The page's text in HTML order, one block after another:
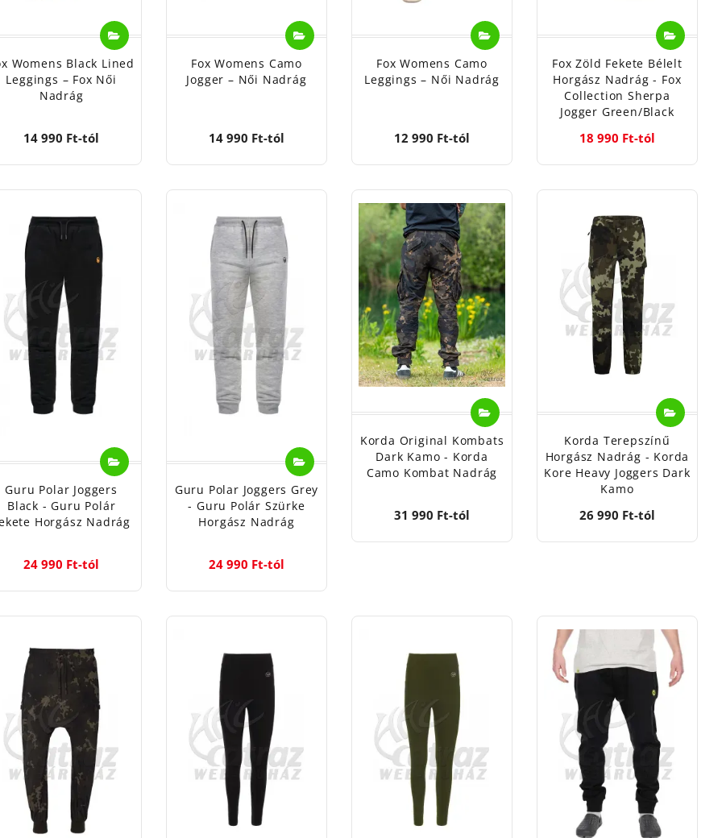
Womens Black Lined
Leggings – Fox Női
Nadrág
14 990 Ft-tól
Fox Womens Camo
Jogger – Női Nadrág
14 990 Ft-tól
Fox Womens Camo
Leggings – Női Nadrág
12 990 Ft-tól
Fox Zöld Fekete Bélelt
Horgász Nadrág - Fox
Collection Sherpa
Jogger Green/Black
18 990 Ft-tól
Guru Polar Joggers
Black - Guru Polár
Horgász Nadrág
24 990 Ft-tól
Guru Polar Joggers Grey
- Guru Polár Szürke
Horgász Nadrág
24 990 Ft-tól
Korda Original Kombats
Dark Kamo - Korda
Camo Kombat Nadrág
31 990 Ft-tól
Korda Terepszínű
Horgász Nadrág - Korda
Kore Heavy Joggers Dark
Kamo
26 990 Ft-tól